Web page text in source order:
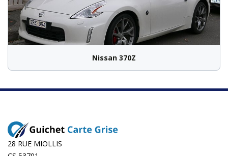
Nissan 370Z
28 RUE MIOLLIS